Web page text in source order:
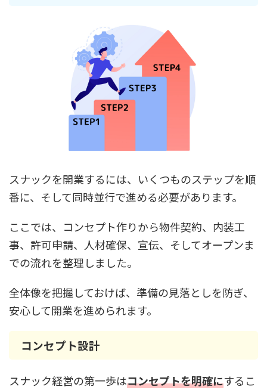
スナックを開業するには、いくつものステップを順
番に、そして同時並行で進める必要があります。
ここでは、コンセプト作りから物件契約、内装工
事、許可申請、人材確保、宣伝、そしてオープンま
での流れを整理しました。
全体像を把握しておけば、準備の見落としを防ぎ、
安心して開業を進められます。
コンセプト設計
スナック経営の第一歩はコンセプトを明確にするこ